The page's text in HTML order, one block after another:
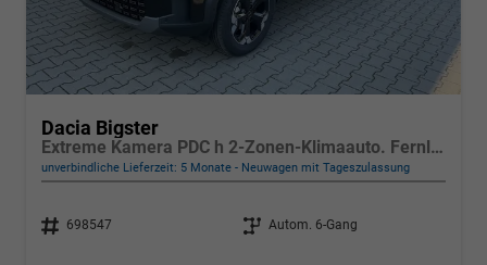
Dacia Bigster
Extreme Kamera PDC h 2-Zonen-Klimaauto. Fernlichtassistent Panorama-Schiebedach
unverbindliche Lieferzeit: 5 Monate Neuwagen mit Tageszulassung
698547
Autom. 6-Gang